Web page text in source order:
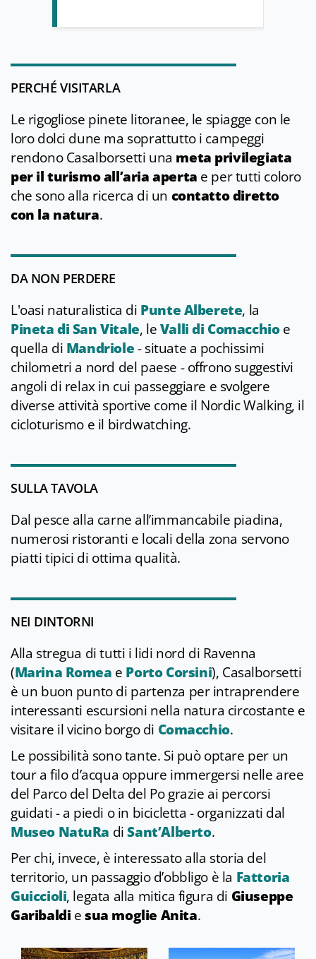
PERCHÉ VISITARLA
Le rigogliose pinete litoranee, le spiagge con le
loro dolci dune ma soprattutto i campeggi
rendono Casalborsetti una meta privilegiata
per il turismo all’ariaaperta e per tutti coloro
che sono alla ricerca di un contatto diretto
con la natura.
DA NON PERDERE
L'oasi naturalistica di Punte Alberete, la
Pineta di San Vitale, leValli di Comacchioe
quella di Mandriole- situate a pochissimi
chilometri a nord del paese - offrono suggestivi
angoli di relax in cui passeggiare e svolgere
diverse attività sportive come il Nordic Walking, il
cicloturismo e il birdwatching.
SULLA TAVOLA
Dal pesce alla carne all’immancabile piadina,
numerosi ristoranti e locali della zona servono
piatti tipici di ottima qualità.
NEI DINTORNI
Alla stregua di tutti i lidi nord di Ravenna
(Marina Romea e Porto Corsini), Casalborsetti
è un buon punto di partenza per intraprendere
interessanti escursioni nella natura circostante e
visitare il vicino borgo di Comacchio.
Le possibilità sono tante. Si può optare per un
tour a filo d’acqua oppure immergersi nelle aree
del Parco del Delta del Po grazie ai percorsi
guidati - a piedi o in bicicletta - organizzati dal
Museo NatuRa diSant’Alberto.
Per chi, invece, è interessato alla storia del
territorio, un passaggio d’obbligo è la Fattoria
Guiccioli, legata alla mitica figura di Giuseppe
Garibaldi esua moglie Anita.